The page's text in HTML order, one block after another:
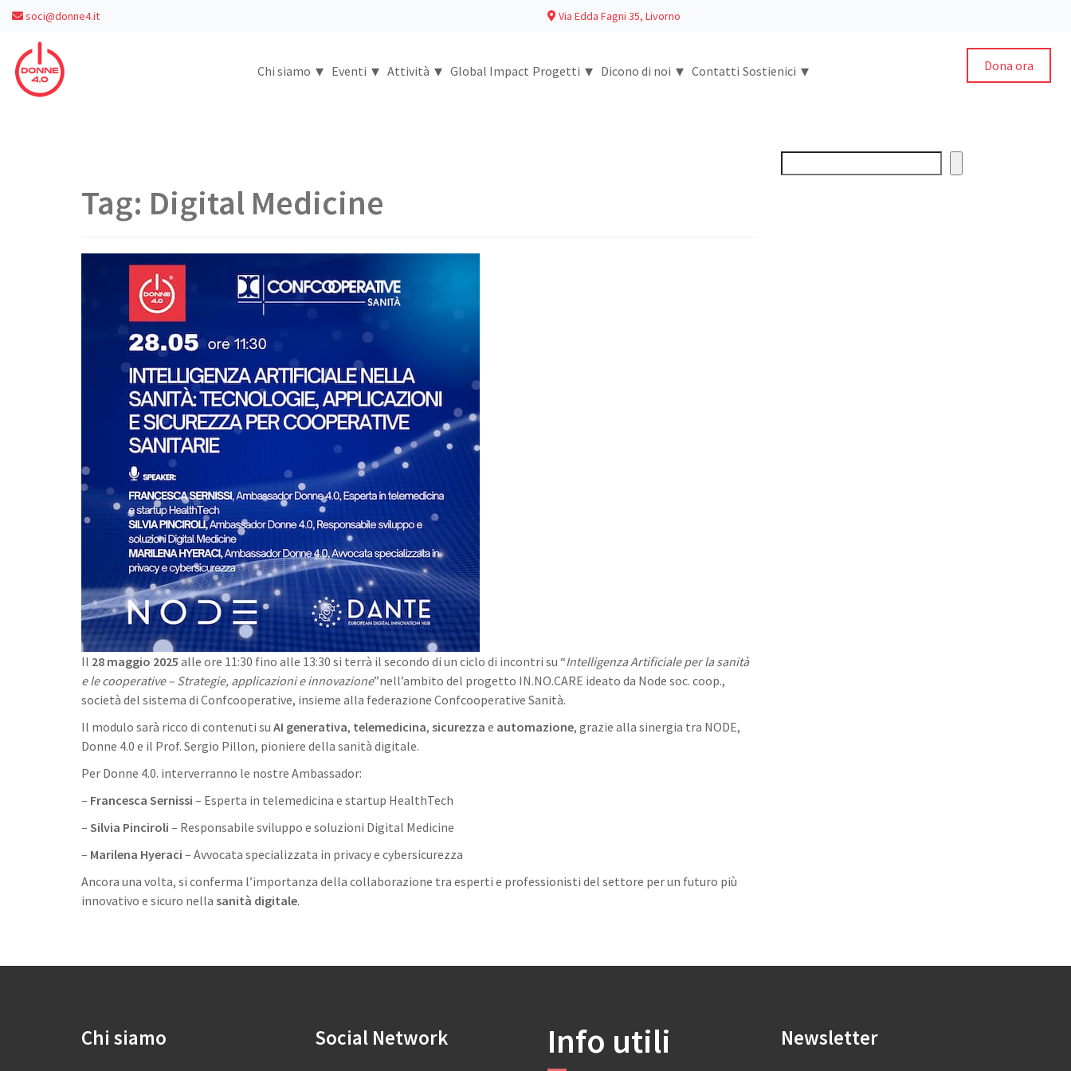
soci@donne4.it Via Edda Fagni 35, Livorno
Chi siamo ▾ Eventi ▾ Attività ▾ Global Impact Progetti ▾ Dicono di noi ▾ Contatti Sostienici ▾ Dona ora
Tag: Digital Medicine
Il 28 maggio 2025 alle ore 11:30 fino alle 13:30 si terrà il secondo di un ciclo di incontri su “Intelligenza Artificiale per la sanità
e le cooperative – Strategie, applicazioni e innovazione”nell’ambito del progetto IN.NO.CARE ideato da Node soc. coop.,
società del sistema di Confcooperative, insieme alla federazione Confcooperative Sanità.
Il modulo sarà ricco di contenuti su AI generativa, telemedicina, sicurezza e automazione, grazie alla sinergia tra NODE,
Donne 4.0 e il Prof. Sergio Pillon, pioniere della sanità digitale.
Per Donne 4.0. interverranno le nostre Ambassador:
– Francesca Sernissi – Esperta in telemedicina e startup HealthTech
– Silvia Pinciroli – Responsabile sviluppo e soluzioni Digital Medicine
– Marilena Hyeraci – Avvocata specializzata in privacy e cybersicurezza
Ancora una volta, si conferma l’importanza della collaborazione tra esperti e professionisti del settore per un futuro più
innovativo e sicuro nella sanità digitale.
Chi siamo Social Network Info utili Newsletter